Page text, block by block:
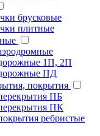
брусковые
плитные
1П, 2П
ПД
покрытия
ПБ
ПК
ребристые